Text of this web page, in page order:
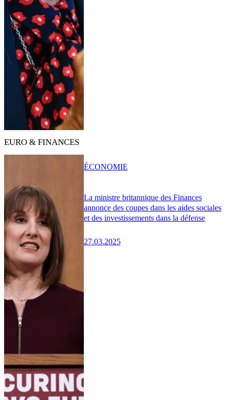
EURO & FINANCES
La ministre britannique des Finances
annonce des coupes dans les aides sociales
et des investissements dans la défense
27.03.2025
ÉCONOMIE